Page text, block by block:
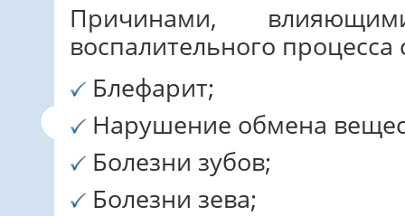
Причинами,
воспалительного процесса
Блефарит;
Нарушение обмена
Болезни зубов;
Болезни зева;